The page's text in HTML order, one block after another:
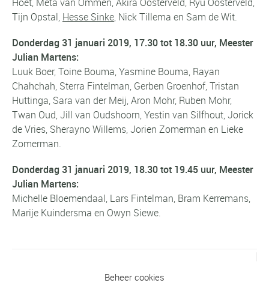
Beheer cookies
Tijn Opstal, Hesse Sinke, Nick Tillema en Sam de Wit.
Donderdag 31 januari 2019, 17.30 tot 18.30 uur, Meester
Julian Martens:
Luuk Boer, Toine Bouma, Yasmine Bouma, Rayan
Chahchah, Sterra Fintelman, Gerben Groenhof, Tristan
Huttinga, Sara van der Meij, Aron Mohr, Ruben Mohr,
Twan Oud, Jill van Oudshoorn, Yestin van Silfhout, Jorick
de Vries, Sherayno Willems, Jorien Zomerman en Lieke
Zomerman.
Donderdag 31 januari 2019, 18.30 tot 19.45 uur, Meester
Julian Martens:
Michelle Bloemendaal, Lars Fintelman, Bram Kerremans,
Marije Kuindersma en Owyn Siewe.
Prima start 2019: eerste en tweede